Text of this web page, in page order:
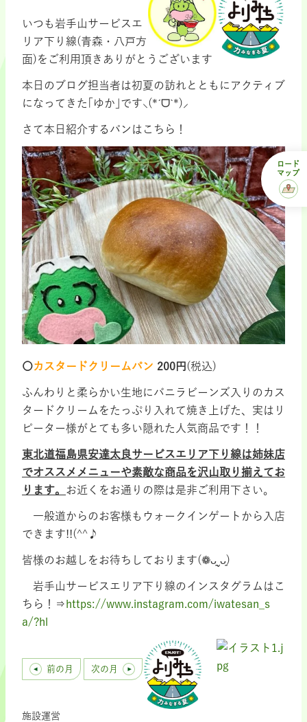
いつも岩手山サービスエ
リア下り線(青森・八戸方
面)をご利用頂きありがとうございます
本日のブログ担当者は初夏の訪れとともにアクティブ
になってきた｢ゆか｣です⸜(*ˊᗜˋ*)⸝
さて本日紹介するパンはこちら！
〇カスタードクリームパン 200円 (税込)
ふんわりと柔らかい生地にバニラビーンズ入りのカス
タードクリームをたっぷり入れて焼き上げた、実はリ
ピーター様がとても多い隠れた人気商品です！！
東北道福島県安達太良サービスエリア下り線は姉妹店
でオススメメニューや素敵な商品を沢山取り揃えてお
ります。 お近くをお通りの際は是非ご利用下さい。
一般道からのお客様もウォークインゲートから入店
できます!!(^^♪
皆様のお越しをお待ちしております(❁ᴗ͈ˬᴗ͈)
岩手山サービスエリア下り線のインスタグラムはこ
ちら！⇒ https://www.instagram.com/iwatesan_s
a/?hl
前の月 次の月
施設運営
ロード
マップ